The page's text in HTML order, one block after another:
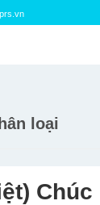
loại